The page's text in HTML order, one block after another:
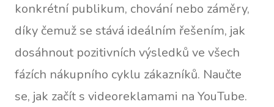
konkrétní publikum, chování nebo záměry,
díky čemuž se stává ideálním řešením, jak
dosáhnout pozitivních výsledků ve všech
fázích nákupního cyklu zákazníků. Naučte
se, jak začít s videoreklamami na YouTube.